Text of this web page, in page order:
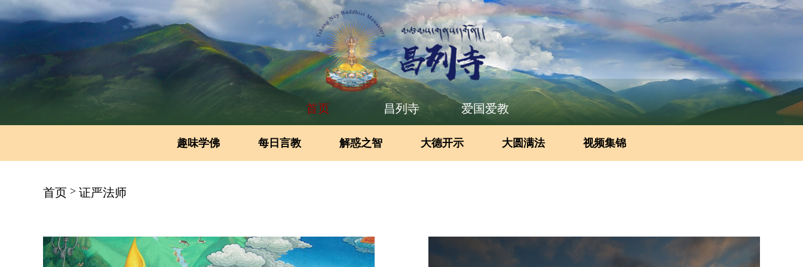
首页 昌列寺 爱国爱教
趣味学佛 每日言教 解惑之智 大德开示 大圆满法 视频集锦
首页 > 证严法师